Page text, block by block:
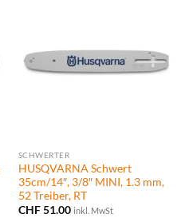
SCHWERTER
HUSQVARNA Schwert
35cm/14″, 3/8″ MINI, 1.3 mm,
52 Treiber, RT
CHF51.00 inkl. MwSt